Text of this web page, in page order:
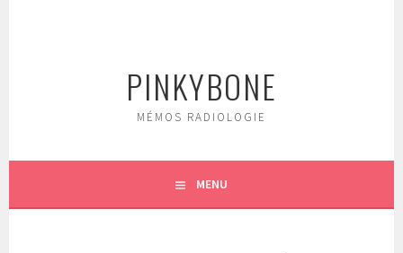
PINKYBONE
MÉMOS RADIOLOGIE
MENU